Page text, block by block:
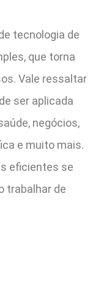
tecnologia de
que torna
Vale ressaltar
ser aplicada
negócios,
e muito mais.
eficientes se
trabalhar de